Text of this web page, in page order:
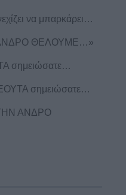
να μπαρκάρει…
ΘΕΛΟΥΜΕ…»
σημειώσατε…
σημειώσατε…
ΑΝΔΡΟ